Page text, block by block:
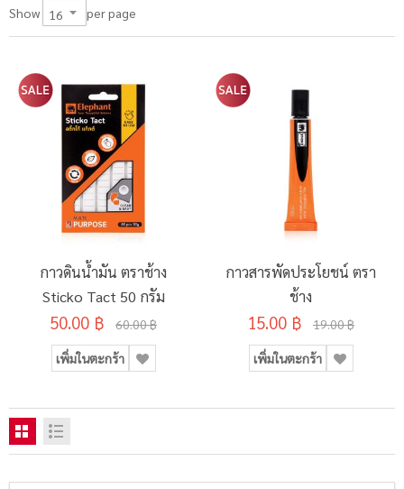
Show per page
กาวดินน้ำมัน ตราช้าง
Sticko Tact 50 กรัม
50.00 ฿ 60.00 ฿
เพิ่มในตะกร้า
กาวสารพัดประโยชน์ ตรา
ช้าง
15.00 ฿ 19.00 ฿
เพิ่มในตะกร้า